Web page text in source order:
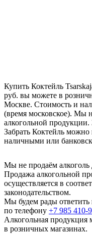
Купить Коктейль
руб. вы можете в
Москве. Стоимость и
(время московское). Мы
алкогольной продукции.
Забрать Коктейль
наличными или
Мы не продаём
Продажа алкогольной
осуществляется в
законодательством.
Мы будем рады
по телефону +7 985 410-
Алкогольная продукция
в розничных магазинах.